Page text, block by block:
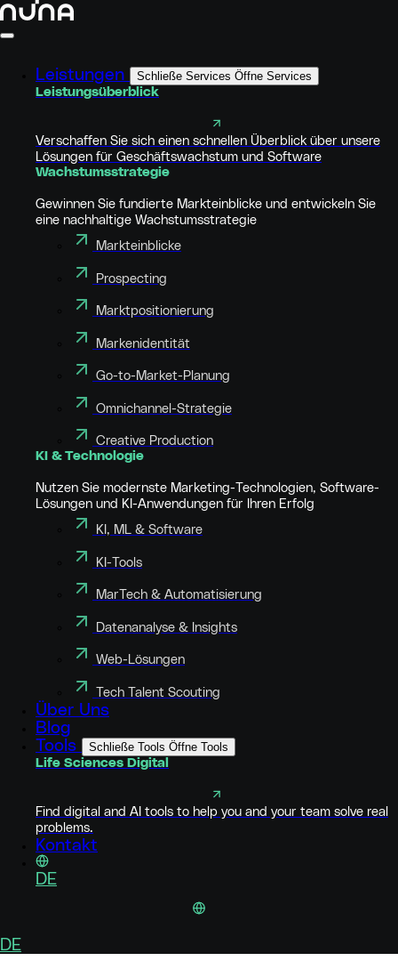
Leistungen Schließe Services Öffne Services
Leistungsüberblick
Verschaffen Sie sich einen schnellen Überblick über unsere
Lösungen für Geschäftswachstum und Software
Wachstumsstrategie
Gewinnen Sie fundierte Markteinblicke und entwickeln Sie
eine nachhaltige Wachstumsstrategie
Markteinblicke
Prospecting
Marktpositionierung
Markenidentität
Go-to-Market-Planung
Omnichannel-Strategie
Creative Production
KI & Technologie
Nutzen Sie modernste Marketing-Technologien, Software-
Lösungen und KI-Anwendungen für Ihren Erfolg
KI, ML & Software
KI-Tools
MarTech & Automatisierung
Datenanalyse & Insights
Web-Lösungen
Tech Talent Scouting
Über Uns
Blog
Tools
Schließe Tools Öffne Tools
Life Sciences Digital
Find digital and AI tools to help you and your team solve real
problems.
Kontakt
DE
DE